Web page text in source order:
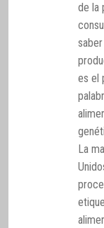
de la
es el
La